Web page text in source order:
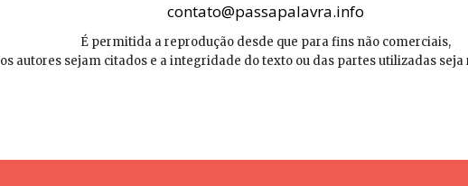
contato@passapalavra.info
É permitida a reprodução desde que para fins não comerciais,
os autores sejam citados e a integridade do texto ou das partes utilizadas